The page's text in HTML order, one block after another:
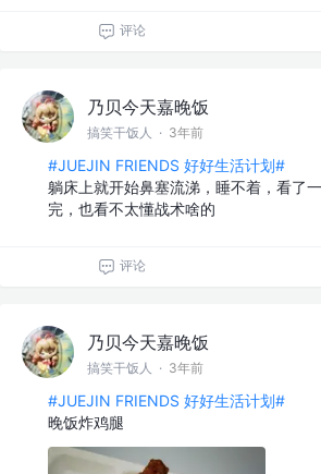
评论
乃贝今天嘉晚饭
搞笑干饭人 · 3年前
#JUEJIN FRIENDS 好好生活计划#
躺床上就开始鼻塞流涕，睡不着，看了
完，也看不太懂战术啥的
评论
乃贝今天嘉晚饭
搞笑干饭人 · 3年前
#JUEJIN FRIENDS 好好生活计划#
晚饭炸鸡腿